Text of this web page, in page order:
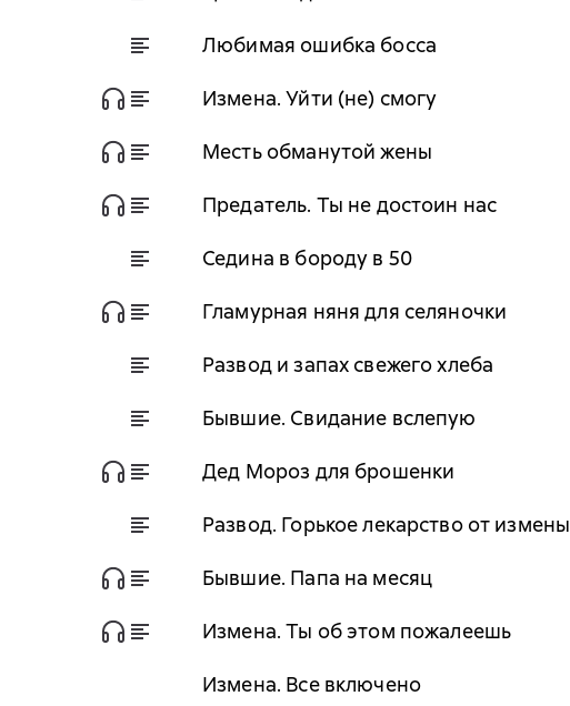
Любимая ошибка босса
Измена. Уйти (не) смогу
Месть обманутой жены
Предатель. Ты не достоин нас
Седина в бороду в 50
Гламурная няня для селяночки
Развод и запах свежего хлеба
Бывшие. Свидание вслепую
Дед Мороз для брошенки
Развод. Горькое лекарство от измены
Бывшие. Папа на месяц
Измена. Ты об этом пожалеешь
Измена. Все включено